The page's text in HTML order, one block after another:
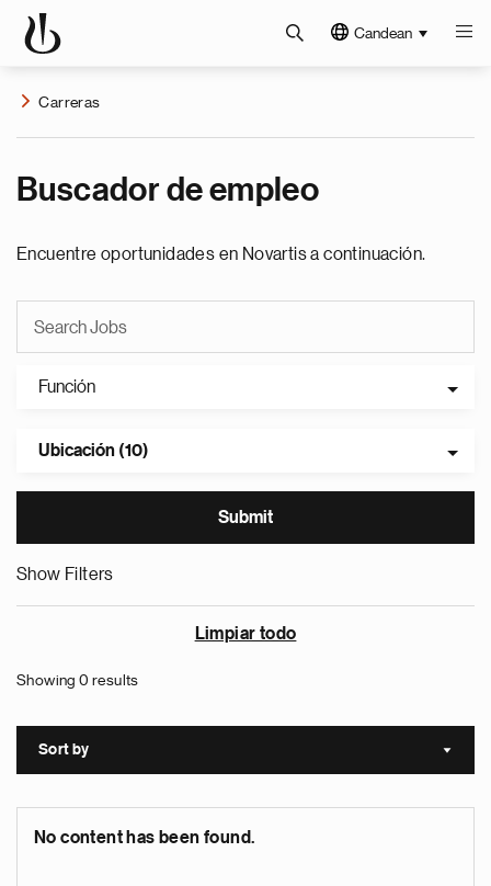
Candean
Carreras
Buscador de empleo
Encuentre oportunidades en Novartis a continuación.
Función
Ubicación (10)
Show Filters
Limpiar todo
Showing 0 results
Sort by Sort
No content has been found.